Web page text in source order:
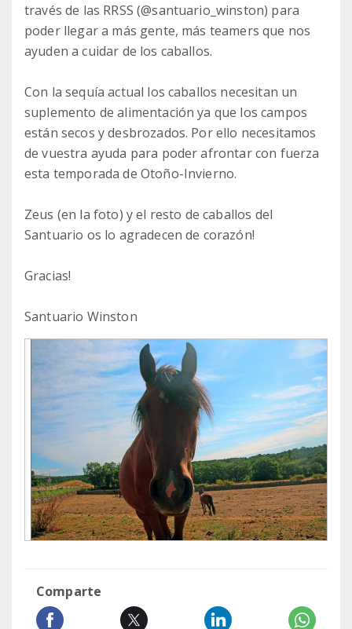
través de las RRSS (@santuario_winston) para
poder llegar a más gente, más teamers que nos
ayuden a cuidar de los caballos.
Con la sequía actual los caballos necesitan un
suplemento de alimentación ya que los campos
están secos y desbrozados. Por ello necesitamos
de vuestra ayuda para poder afrontar con fuerza
esta temporada de Otoño-Invierno.
Zeus (en la foto) y el resto de caballos del
Santuario os lo agradecen de corazón!
Gracias!
Santuario Winston
Comparte